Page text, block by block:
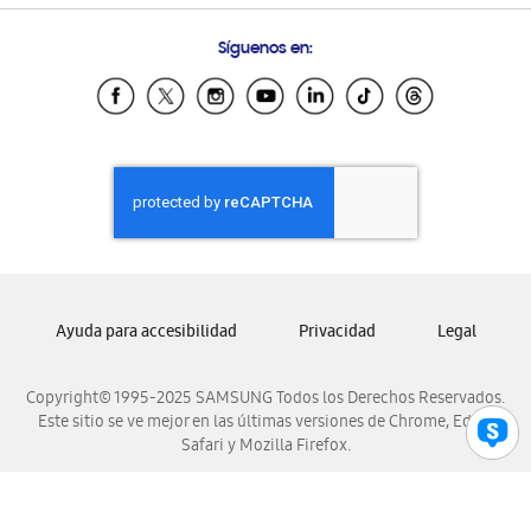
Samsung Ecuador
Samsung El Salvador
Samsung Honduras
Samsung Nicaragua
Samsung Panamá
Samsung Venezuela
Síguenos en:
Copyright© 1995-2025 SAMSUNG Todos los Derechos Reservados.
Este sitio se ve mejor en las últimas versiones de Chrome, Edge,
Safari y Mozilla Firefox.
Ayuda para accesibilidad Privacidad Legal